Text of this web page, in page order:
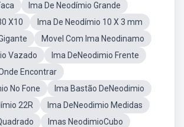
Ima De Neodímio Grande
X10
Ima De Neodímio 10 X 3 mm
Movel Com Ima Neodinamo
Vazado
Ima DeNeodimio Frente
Encontrar
No Fone
Ima Bastão DeNeodimio
22R
Ima DeNeodimio Medidas
Imas NeodimioCubo